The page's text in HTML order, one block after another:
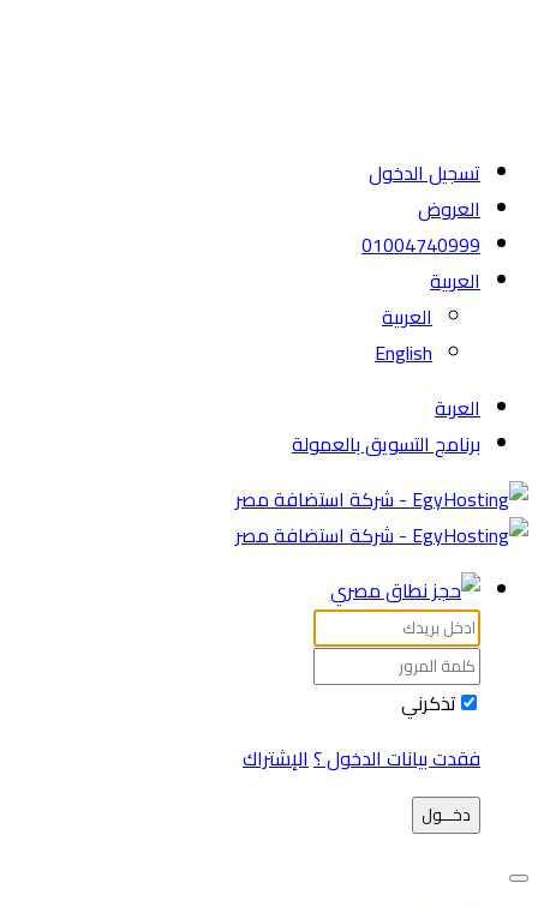
تسجيل الدخول
العروض
01004740999
العربية
العربية
English
العربة
برنامج التسويق بالعمولة
تذكرني
فقدت بيانات الدخول ؟الإشتراك
دخـــول